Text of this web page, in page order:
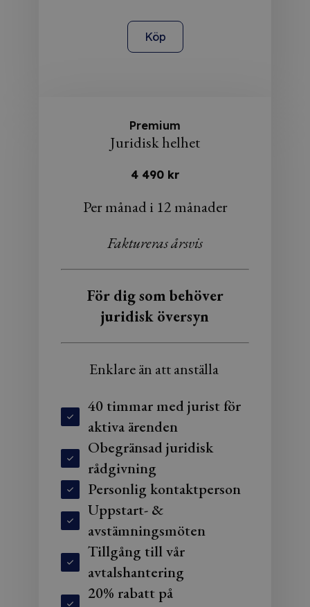
Köp
Premium
Juridisk helhet
4 490 kr
Per månad i 12 månader
Faktureras årsvis
För dig som behöver
juridisk översyn
Enklare än att anställa
40 timmar med jurist för
aktiva ärenden
Obegränsad juridisk
rådgivning
Personlig kontaktperson
Uppstart- &
avstämningsmöten
Tillgång till vår
avtalshantering
20% rabatt på